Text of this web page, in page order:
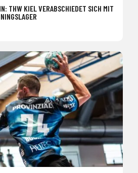
THW KIEL VERABSCHIEDET SICH MIT